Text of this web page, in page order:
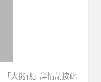
「大挑戰」詳情請按此